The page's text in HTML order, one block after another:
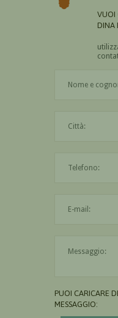
VUOI
DINA
PUOI CARICARE
MESSAGGIO: